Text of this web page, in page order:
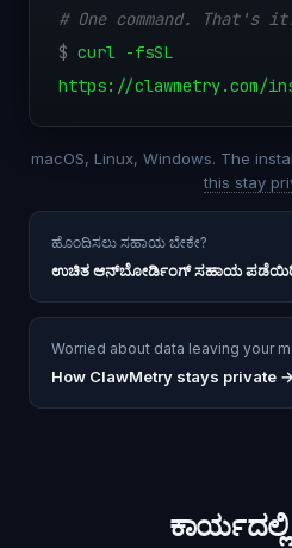
# One command. That's
$ curl -fsSL
https://clawmetry.com/
macOS, Linux, Windows. The
this stay
ಹೊಂದಿಸಲು ಸಹಾಯ ಬೇಕೇ?
ಉಚಿತ ಆನ್‌ಬೋರ್ಡಿಂಗ್ ಸಹಾಯ
Worried about data leaving your
How ClawMetry stays private →